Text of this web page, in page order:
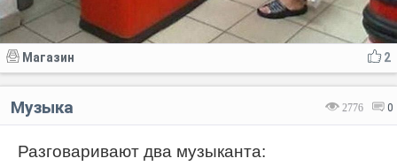
2
Магазин
2776 0
Музыка
Разговаривают два музыканта: